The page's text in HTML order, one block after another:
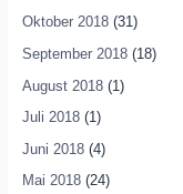
Oktober 2018(31)
September 2018(18)
August 2018(1)
Juli 2018(1)
Juni 2018(4)
Mai 2018(24)